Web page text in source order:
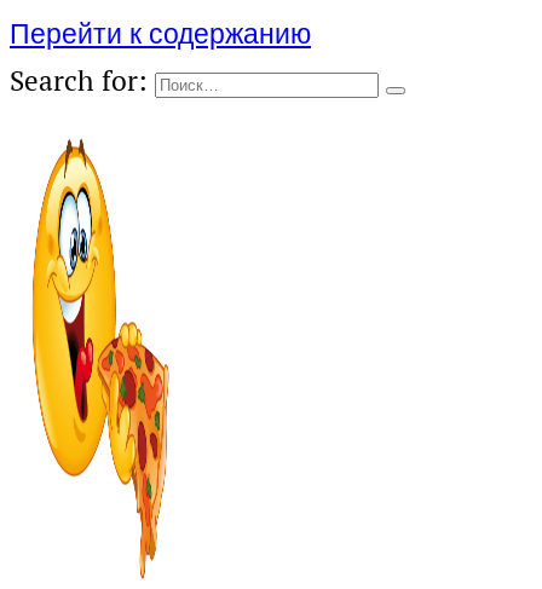
Перейти к содержанию
Search for: